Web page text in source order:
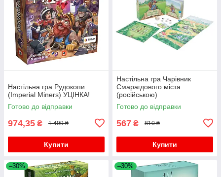
Настільна гра Рудокопи
(Imperial Miners) УЦІНКА!
Готово до відправки
974,35 ₴ 1 499 ₴
Купити
Настільна гра Чарівник
Смарагдового міста
(російською)
Готово до відправки
567 ₴ 810 ₴
Купити
–30% –30%